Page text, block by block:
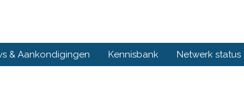
& Aankondigingen Kennisbank Netwerk status